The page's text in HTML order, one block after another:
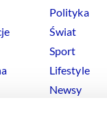
Polityka
Świat
Sport
Lifestyle
Newsy